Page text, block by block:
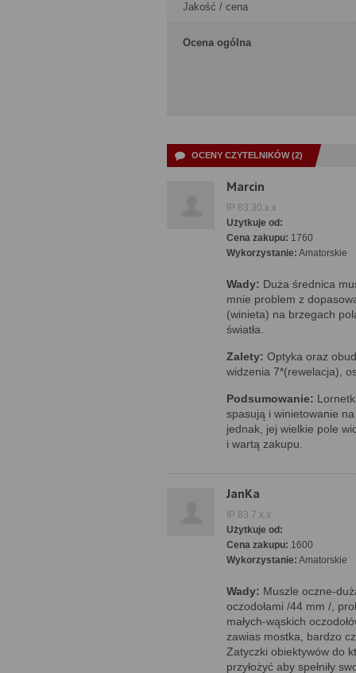
Jakość / cena
Ocena ogólna
OCENY CZYTELNIKÓW (2)
Marcin
IP 83.30.x.x
Użytkuje od:
Cena zakupu: 1760
Wykorzystanie: Amatorskie
Wady: Duża średnica
mnie problem z
(winieta) na brzegach
światła.
Zalety: Optyka oraz
widzenia 7*(rewelacja),
Podsumowanie:
spasują i winietowanie
jednak, jej wielkie pole
i wartą zakupu.
JanKa
IP 83.7.x.x
Użytkuje od:
Cena zakupu: 1600
Wykorzystanie: Amatorskie
Wady: Muszle oczne-
oczodołami /44 mm /,
małych-wąskich
zawias mostka, bardzo
Zatyczki obiektywów do
przyłożyć aby spełniły